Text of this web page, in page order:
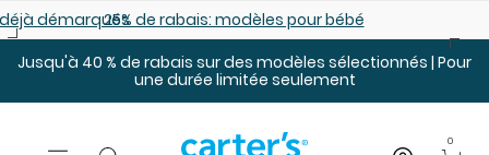
démarqués25% de rabais: modèles pour bébé
Jusqu'à 40 % de rabais sur des modèles sélectionnés | Pour
une durée limitée seulement
0